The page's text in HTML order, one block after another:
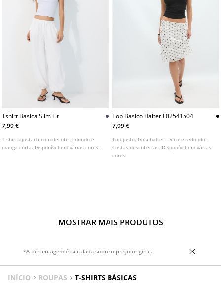
Tshirt Basica Slim Fit
7,99 €
T-shirt ajustada com decote redondo e
manga curta. Disponível em várias cores.
Top Basico Halter L02541504
7,99 €
Top justo. Gola halter. Decote redondo.
Costas descobertas. Disponível em várias
cores.
MOSTRAR MAIS PRODUTOS
*A percentagem é calculada sobre o preço original.
INÍCIO ROUPAS T-SHIRTS BÁSICAS